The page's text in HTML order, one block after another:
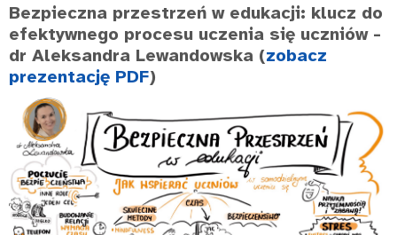
Bezpieczna przestrzeń w edukacji: klucz do
efektywnego procesu uczenia się uczniów-
dr Aleksandra Lewandowska (zobacz
prezentację PDF)